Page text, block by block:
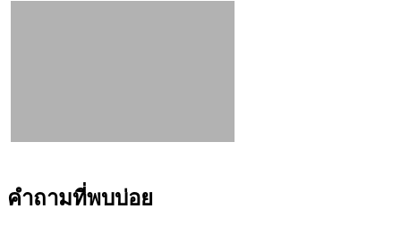
คำถามที่พบบ่อย